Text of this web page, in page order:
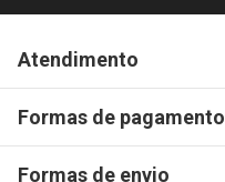
Atendimento
Formas de pagamento
Formas de envio